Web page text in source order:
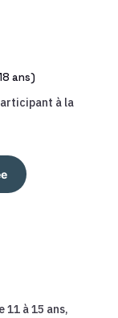
ans)
à la
11 à 15 ans,